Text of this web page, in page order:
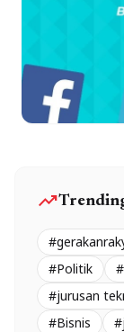
trending_up
#Politik
#jurusan
#Bisnis